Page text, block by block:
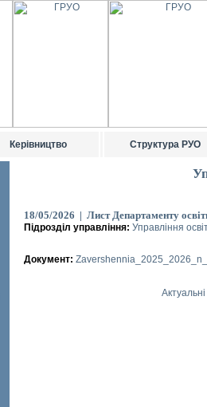
Керівництво Структура РУО
18/05/2026 | Лист Департаменту
Підрозділ управління: Управління
Документ: